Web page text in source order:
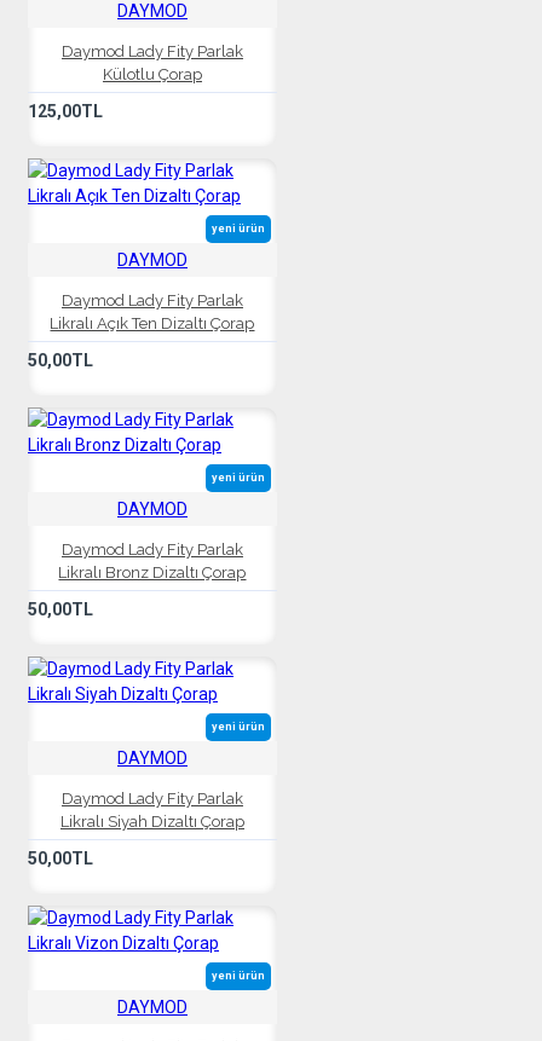
DAYMOD
Daymod Lady Fity Parlak
Külotlu Çorap
125,00TL
yeni ürün
DAYMOD
Daymod Lady Fity Parlak
Likralı Açık Ten Dizaltı Çorap
50,00TL
yeni ürün
DAYMOD
Daymod Lady Fity Parlak
Likralı Bronz Dizaltı Çorap
50,00TL
yeni ürün
DAYMOD
Daymod Lady Fity Parlak
Likralı Siyah Dizaltı Çorap
50,00TL
yeni ürün
DAYMOD